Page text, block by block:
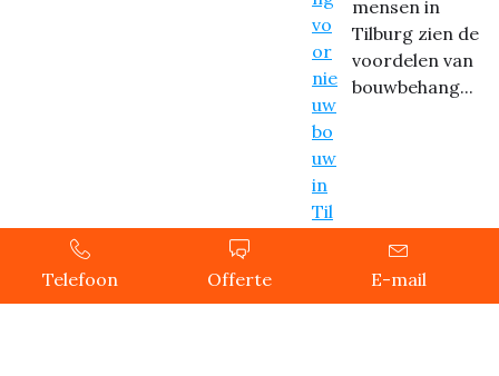
mensen in
Tilburg zien de
voordelen van
bouwbehang...
Telefoon Offerte E-mail